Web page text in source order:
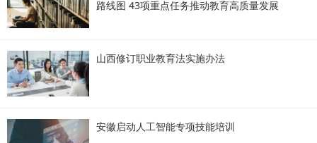
路线图 43项重点任务推动教育高质量发展
山西修订职业教育法实施办法
安徽启动人工智能专项技能培训